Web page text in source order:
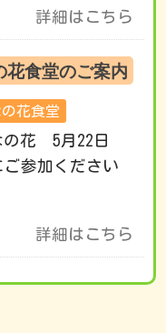
詳細はこちら
食堂のご案内
の花食堂
花 5月22日
ご参加ください
詳細はこちら